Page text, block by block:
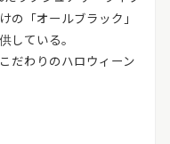
の「オールブラック」
している。
だわりのハロウィーン